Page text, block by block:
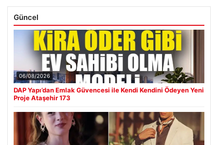
Güncel
06/08/2026
DAP Yapı’dan Emlak Güvencesi ile Kendi Kendini Ödeyen Yeni
Proje Ataşehir 173